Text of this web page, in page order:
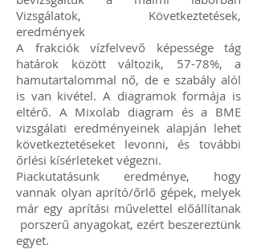
Vizsgálatok, Következtetések,
eredmények
A frakciók vízfelvevő képessége tág
határok között változik, 57-78%, a
hamutartalommal nő, de e szabály alól
is van kivétel. A diagramok formája is
eltérő. A Mixolab diagram és a BME
vizsgálati eredményeinek alapján lehet
következtetéseket levonni, és további
őrlési kísérleteket végezni.
Piackutatásunk eredménye, hogy
vannak olyan aprító/őrlő gépek, melyek
már egy aprítási művelettel előállítanak
porszerű anyagokat, ezért beszereztünk
egyet.